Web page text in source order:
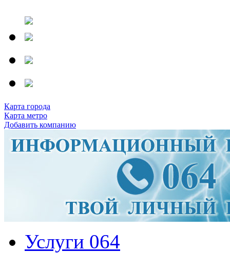
Карта города
Карта метро
Добавить компанию
Услуги 064